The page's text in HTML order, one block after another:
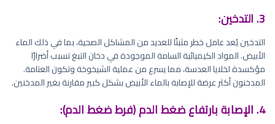
3. التدخين:
التدخين يُعد عامل خطر مثبتًا للعديد من المشاكل الصحية، بما في ذلك الماء
الأبيض. المواد الكيميائية السامة الموجودة في دخان التبغ تسبب أضرارًا
مؤكسدة لخلايا العدسة، مما يسرع من عملية الشيخوخة وتكون العتامة.
المدخنون أكثر عرضة للإصابة بالماء الأبيض بشكل كبير مقارنة بغير المدخنين.
4. الإصابة بارتفاع ضغط الدم (فرط ضغط الدم):